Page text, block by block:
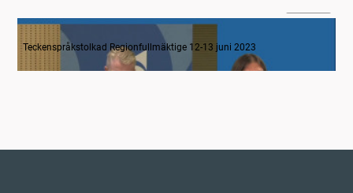
Måndag förmiddag
Teckenspråkstolkad Regionfullmäktige 12-13 juni 2023